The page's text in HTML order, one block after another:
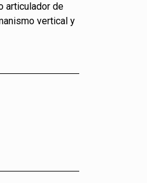
articulador de
vertical y